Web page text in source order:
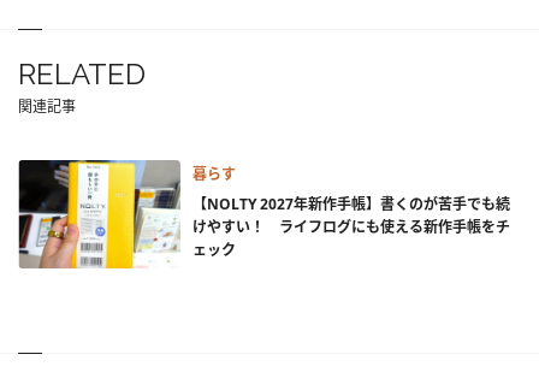
RELATED
関連記事
暮らす
【NOLTY 2027年新作手帳】書くのが苦手でも続
けやすい！ ライフログにも使える新作手帳をチ
ェック